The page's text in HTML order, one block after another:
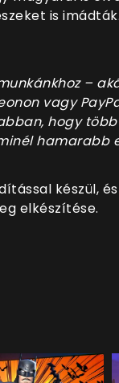
is imádták.
–
vagy
hogy
hamarabb
készül,
elkészítése.